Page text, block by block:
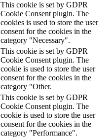
This cookie is set by GDPR
Cookie Consent plugin. The
cookies is used to store the user
consent for the cookies in the
category "Necessary".
This cookie is set by GDPR
Cookie Consent plugin. The
cookie is used to store the user
consent for the cookies in the
category "Other.
This cookie is set by GDPR
Cookie Consent plugin. The
cookie is used to store the user
consent for the cookies in the
category "Performance".